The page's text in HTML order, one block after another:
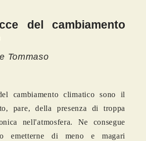
del cambiamento
Tommaso
cambiamento climatico sono il
pare, della presenza di troppa
nell'atmosfera. Ne consegue
emetterne di meno e magari